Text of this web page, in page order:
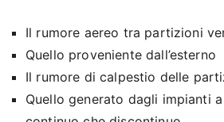
Il rumore aereo tra partizioni
Quello proveniente dall’esterno
Il rumore di calpestio delle
Quello generato dagli impianti